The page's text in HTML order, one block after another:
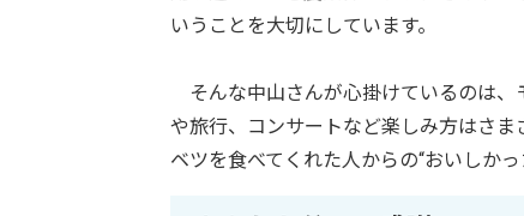
いうことを大切にしています。
そんな中山さんが心掛けているのは、
や旅行、コンサートなど楽しみ方はさ
ベツを食べてくれた人からの“おいしか